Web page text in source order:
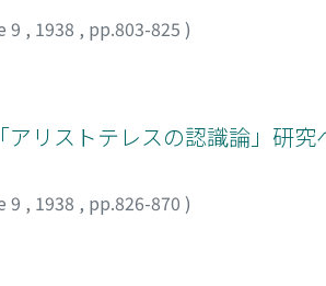
9 , 1938 , pp.803-825 )
リストテレスの認識論」研究
9 , 1938 , pp.826-870 )